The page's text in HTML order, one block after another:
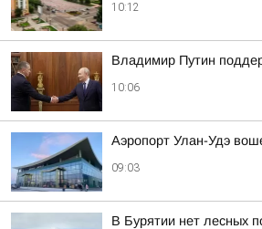
10:12
Владимир Путин
10:06
Аэропорт Улан-Удэ
09:03
В Бурятии нет лесных